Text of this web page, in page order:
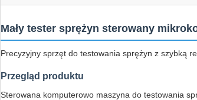
Mały tester sprężyn sterowany
Precyzyjny sprzęt do testowania sprężyn z szybką
Przegląd produktu
Sterowana komputerowo maszyna do testowania